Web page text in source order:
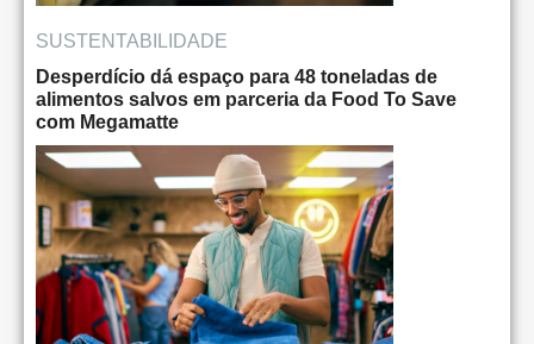
SUSTENTABILIDADE
Desperdício dá espaço para 48 toneladas de
alimentos salvos em parceria da Food To Save
com Megamatte